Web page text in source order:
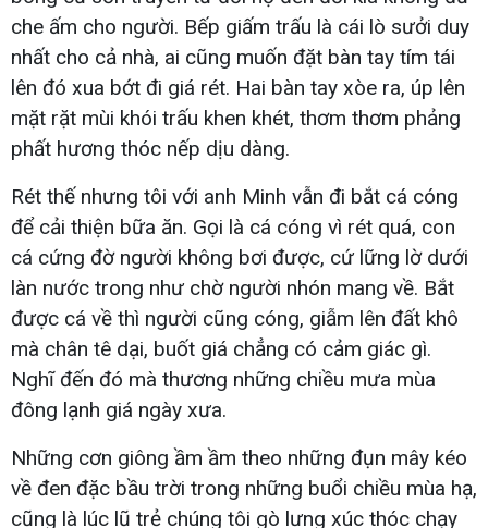
che ấm cho người. Bếp giấm trấu là cái lò sưởi duy
nhất cho cả nhà, ai cũng muốn đặt bàn tay tím tái
lên đó xua bớt đi giá rét. Hai bàn tay xòe ra, úp lên
mặt rặt mùi khói trấu khen khét, thơm thơm phảng
phất hương thóc nếp dịu dàng.
Rét thế nhưng tôi với anh Minh vẫn đi bắt cá cóng
để cải thiện bữa ăn. Gọi là cá cóng vì rét quá, con
cá cứng đờ người không bơi được, cứ lững lờ dưới
làn nước trong như chờ người nhón mang về. Bắt
được cá về thì người cũng cóng, giẫm lên đất khô
mà chân tê dại, buốt giá chẳng có cảm giác gì.
Nghĩ đến đó mà thương những chiều mưa mùa
đông lạnh giá ngày xưa.
Những cơn giông ầm ầm theo những đụn mây kéo
về đen đặc bầu trời trong những buổi chiều mùa hạ,
cũng là lúc lũ trẻ chúng tôi gò lưng xúc thóc chạy